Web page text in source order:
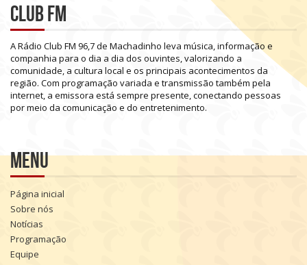
Club FM
ARádio Club FM 96,7de Machadinho leva música,informação e
companhia para o dia a dia dos ouvintes,valorizando a
comunidade, a cultura local e os principais acontecimentos da
região. Com programação variada e transmissão também pela
internet, a emissora está sempre presente,conectando pessoas
pormeio da comunicação e do entretenimento.
Menu
Página inicial
Sobre nós
Notícias
Programação
Equipe